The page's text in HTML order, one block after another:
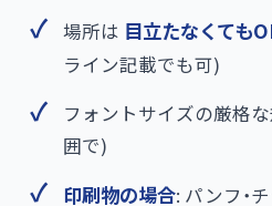
場所は 目立たなくても
ライン記載でも可)
フォントサイズの厳格
囲で)
印刷物の場合: パンフ・